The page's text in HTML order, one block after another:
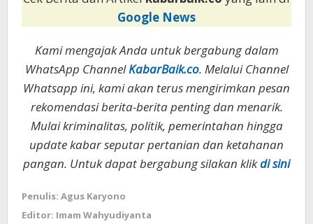
Google News
Kami mengajak Anda untuk bergabung dalam
WhatsApp ChannelKabarBaik.co. Melalui Channel
Whatsapp ini, kami akan terus mengirimkan pesan
rekomendasi berita-berita penting dan menarik.
Mulai kriminalitas, politik, pemerintahan hingga
update kabar seputar pertanian dan ketahanan
pangan. Untuk dapat bergabung silakan klikdi sini
Penulis: Agus Karyono
Editor: Imam Wahyudiyanta